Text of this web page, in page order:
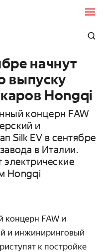
начнут
выпуску
Hongqi
концерн FAW
и
Silk EV в сентябре
в Италии.
Hongqi
концерн FAW и
и инжиниринговый
к постройке